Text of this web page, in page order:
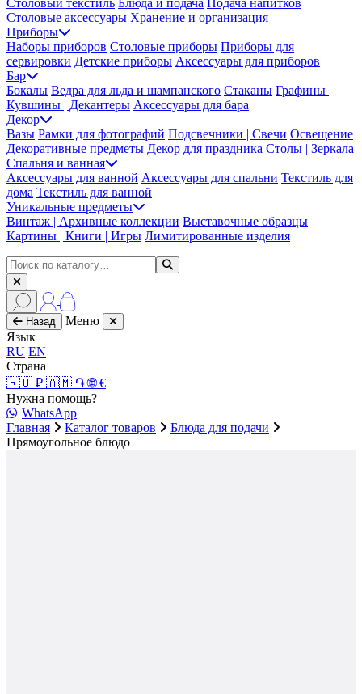
Столовые аксессуары Хранение и организация
Приборы
Наборы приборов Столовые приборы Приборы для
сервировки Детские приборы Аксессуары для приборов
Бар
Бокалы Ведра для льда и шампанского Стаканы Графины |
Кувшины | Декантеры Аксессуары для бара
Декор
Вазы Рамки для фотографий Подсвечники | Свечи Освещение
Декоративные предметы Декор для праздника Столы | Зеркала
Спальня и ванная
Аксессуары для ванной Аксессуары для спальни Текстиль для
дома Текстиль для ванной
Уникальные предметы
Винтаж | Архивные коллекции Выставочные образцы
Картины | Книги | Игры Лимитированные изделия
Назад
Меню
Язык
RU EN
Страна
🇷🇺 ₽ 🇦🇲 ֏🌐 €
Нужна помощь?
WhatsApp
Главная
Каталог товаров
Блюда для подачи
Прямоугольное блюдо